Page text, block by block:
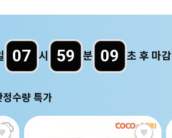
07 시 59 분 07 초 후 마감
정수량 특가